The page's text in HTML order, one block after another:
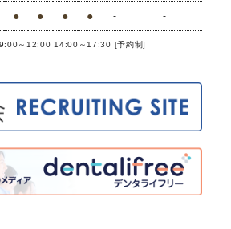
● ● ● ● - -
～12:00 14:00～17:30 [予約制]